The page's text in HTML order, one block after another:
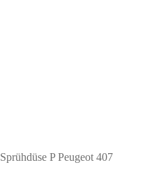
Sprühdüse P Peugeot 407